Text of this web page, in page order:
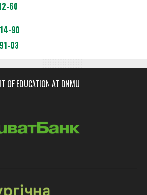
60
90
03
OF EDUCATION AT DNMU